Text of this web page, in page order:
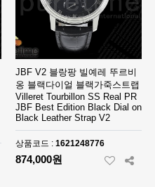
JBF V2 블랑팡 빌예레 뚜르비
옹 블랙다이얼 블랙가죽스트랩
Villeret Tourbillon SS Real PR
JBF Best Edition Black Dial on
Black Leather Strap V2
상품코드 : 1621248776
874,000원